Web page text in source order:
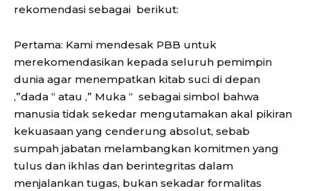
rekomendasi sebagai berikut:
Pertama: Kami mendesak PBB untuk
merekomendasikan kepada seluruh pemimpin
dunia agar menempatkan kitab suci di depan
,”dada “ atau ,” Muka “ sebagai simbol bahwa
manusia tidak sekedar mengutamakan akal pikiran
kekuasaan yang cenderung absolut, sebab
sumpah jabatan melambangkan komitmen yang
tulus dan ikhlas dan berintegritas dalam
menjalankan tugas, bukan sekadar formalitas